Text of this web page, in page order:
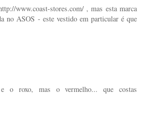
www.coast-stores.com/ , mas esta marca
no ASOS - este vestido em particular é que
o roxo, mas o vermelho... que costas